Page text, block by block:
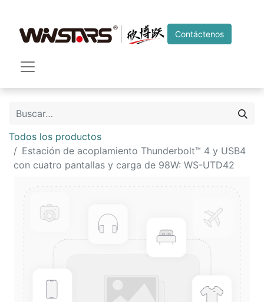
Contáctenos
Todos los productos
Estación de acoplamiento Thunderbolt™ 4 y USB4
con cuatro pantallas y carga de 98W: WS-UTD42